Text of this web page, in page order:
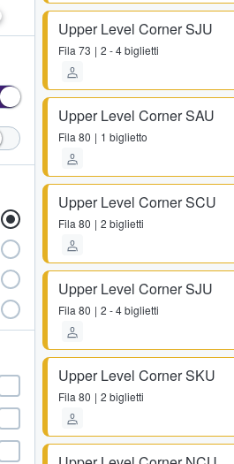
Upper Level Corner SJU
Fila 73 2 - 4 biglietti
Upper Level Corner SAU
Fila 80 1 biglietto
Upper Level Corner SCU
Fila 80 2 biglietti
Upper Level Corner SJU
Fila 80 2 - 4 biglietti
Upper Level Corner SKU
Fila 80 2 biglietti